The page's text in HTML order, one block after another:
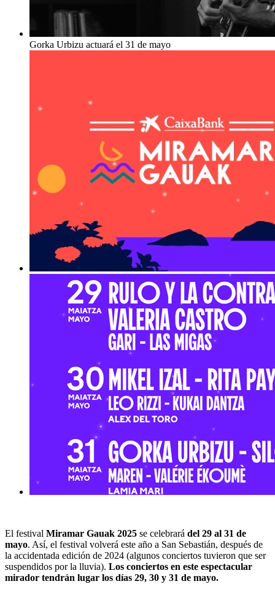
Gorka Urbizu actuará el 31 de mayo
El festival Miramar Gauak 2025 se celebrará del 29 al 31 de
mayo. Así, el festival volverá este año a San Sebastián, después de
la accidentada edición de 2024 (algunos conciertos tuvieron que ser
suspendidos por la lluvia). Los conciertos en este espectacular
mirador tendrán lugar los días 29, 30 y 31 de mayo.